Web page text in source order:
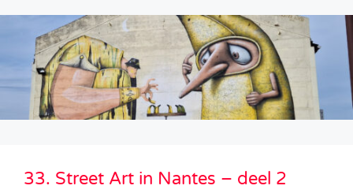
33. Street Art in Nantes – deel 2